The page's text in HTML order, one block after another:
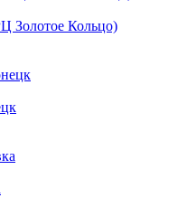
Кольцо)